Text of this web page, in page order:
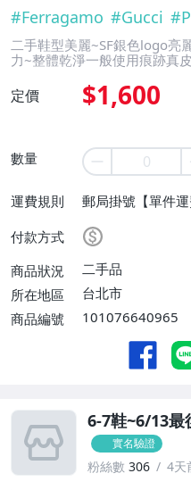
#Ferragamo #Gucci #
二手鞋型美麗~SF銀色logo亮
力~整體乾淨一般使用痕跡真
定價 $1,600
數量
運費規則
郵局掛號【單件
運費】、面交/自
付款方式
商品狀況
二手品
所在地區
台北市
商品編號
101076640965
6-7鞋~6/13最
實名驗證
粉絲數 306 4天